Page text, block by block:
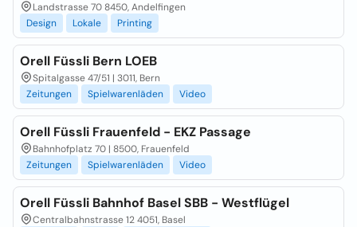
Landstrasse 70 8450, Andelfingen
Design
Lokale Printing
Orell Füssli Bern LOEB
Spitalgasse 47/51 | 3011, Bern
Zeitungen
Spielwarenläden Video
Orell Füssli Frauenfeld - EKZ Passage
Bahnhofplatz 70 | 8500, Frauenfeld
Zeitungen
Spielwarenläden Video
Orell Füssli Bahnhof Basel SBB - Westflügel
Centralbahnstrasse 12 4051, Basel